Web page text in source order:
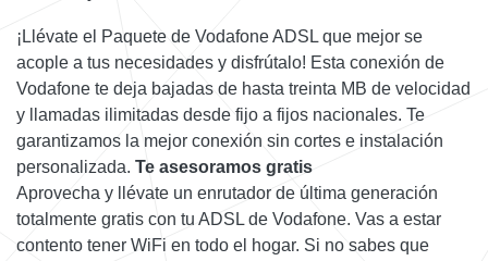
¡Llévate el Paquete de Vodafone ADSL que mejor se
acople a tus necesidades y disfrútalo! Esta conexión de
Vodafone te deja bajadas de hasta treinta MB de velocidad
y llamadas ilimitadas desde fijo a fijos nacionales. Te
garantizamos la mejor conexión sin cortes e instalación
personalizada. Te asesoramos gratis
Aprovecha y llévate un enrutador de última generación
totalmente gratis con tu ADSL de Vodafone. Vas a estar
contento tener WiFi en todo el hogar. Si no sabes que